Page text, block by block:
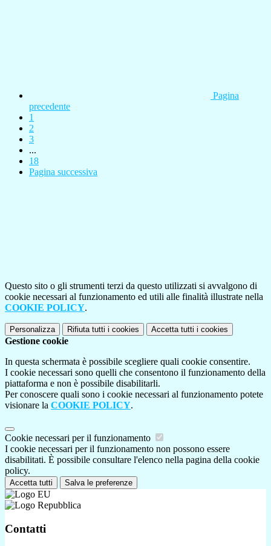
Pagina
precedente
1
2
3
...
18
Pagina successiva
Questo sito o gli strumenti terzi da questo utilizzati si avvalgono di
cookie necessari al funzionamento ed utili alle finalità illustrate nella
COOKIE POLICY.
Personalizza Rifiuta tutti i cookies Accetta tutti i cookies
Gestione cookie
In questa schermata è possibile scegliere quali cookie consentire.
I cookie necessari sono quelli che consentono il funzionamento della
piattaforma e non è possibile disabilitarli.
Per conoscere quali sono i cookie necessari al funzionamento potete
visionare la COOKIE POLICY.
Cookie necessari per il funzionamento
I cookie necessari per il funzionamento non possono essere
disabilitati. È possibile consultare l'elenco nella pagina della cookie
policy.
Accetta tutti Salva le preferenze
Contatti